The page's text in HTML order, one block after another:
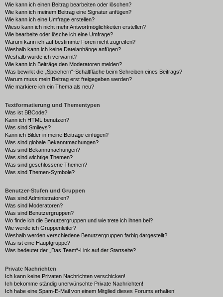
Wie kann ich einen Beitrag bearbeiten oder löschen?
Wie kann ich meinem Beitrag eine Signatur anfügen?
Wie kann ich eine Umfrage erstellen?
Wieso kann ich nicht mehr Antwortmöglichkeiten erstellen?
Wie bearbeite oder lösche ich eine Umfrage?
Warum kann ich auf bestimmte Foren nicht zugreifen?
Weshalb kann ich keine Dateianhänge anfügen?
Weshalb wurde ich verwarnt?
Wie kann ich Beiträge den Moderatoren melden?
Was bewirkt die „Speichern“-Schaltfläche beim Schreiben eines Beitrags?
Warum muss mein Beitrag erst freigegeben werden?
Wie markiere ich ein Thema als neu?
Textformatierung und Thementypen
Was ist BBCode?
Kann ich HTML benutzen?
Was sind Smileys?
Kann ich Bilder in meine Beiträge einfügen?
Was sind globale Bekanntmachungen?
Was sind Bekanntmachungen?
Was sind wichtige Themen?
Was sind geschlossene Themen?
Was sind Themen-Symbole?
Benutzer-Stufen und Gruppen
Was sind Administratoren?
Was sind Moderatoren?
Was sind Benutzergruppen?
Wo finde ich die Benutzergruppen und wie trete ich ihnen bei?
Wie werde ich Gruppenleiter?
Weshalb werden verschiedene Benutzergruppen farbig dargestellt?
Was ist eine Hauptgruppe?
Was bedeutet der „Das Team“-Link auf der Startseite?
Private Nachrichten
Ich kann keine Privaten Nachrichten verschicken!
Ich bekomme ständig unerwünschte Private Nachrichten!
Ich habe eine Spam-E-Mail von einem Mitglied dieses Forums erhalten!